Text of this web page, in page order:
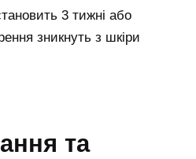
3 тижні або
зникнуть з шкіри